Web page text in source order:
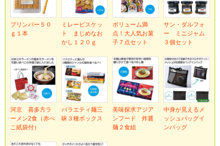
プリンバー５０
ｇ１本
ミレービスケッ
ト まじめなお
かし１２０ｇ
ボリューム満
点！大人気お菓
子７点セット
サン・ダルフォ
ー ミニジャム
３個セット
河京 喜多方ラ
ーメン2食（赤べ
こ紙袋付）
バラエティ麺三
昧３種ボックス
美味探求アジア
ンフード 炸醤
麺２食組
中身が見えるメ
ッシュバッグイ
ンバッグ